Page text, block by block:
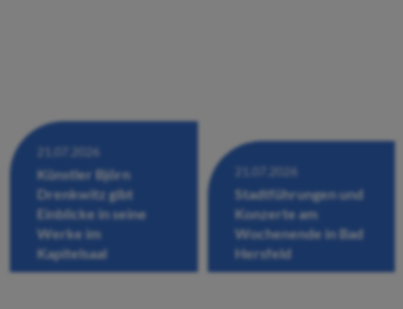
21.07.2026
Künstler Björn
Drenkwitz gibt
Einblicke in seine
Werke im
Kapitelsaal
21.07.2026
Stadtführungen und
Konzerte am
Wochenende in Bad
Hersfeld